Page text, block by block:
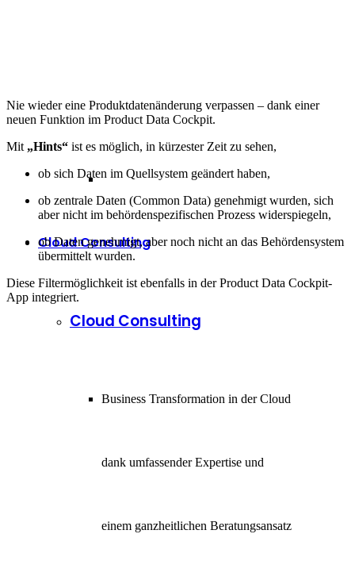
Cloud Consulting
Cloud Consulting
Business Transformation in der Cloud
dank umfassender Expertise und
einem ganzheitlichen Beratungsansatz
Nie wieder eine Produktdatenänderung verpassen – dank einer
neuen Funktion im Product Data Cockpit.
Mit „Hints“ ist es möglich, in kürzester Zeit zu sehen,
ob sich Daten im Quellsystem geändert haben,
ob zentrale Daten (Common Data) genehmigt wurden, sich
aber nicht im behördenspezifischen Prozess widerspiegeln,
ob Daten genehmigt, aber noch nicht an das Behördensystem
übermittelt wurden.
Diese Filtermöglichkeit ist ebenfalls in der Product Data Cockpit-
App integriert.